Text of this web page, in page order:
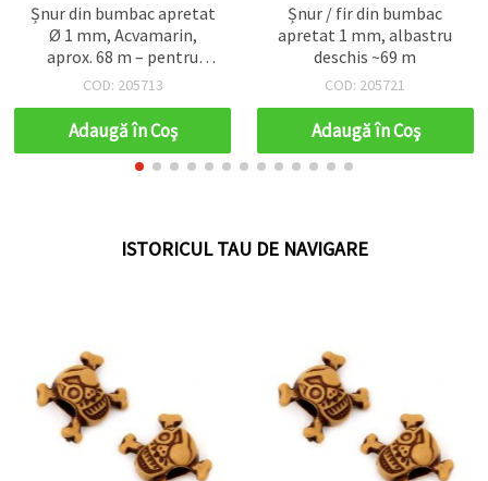
Șnur din bumbac apretat
Ø 1 mm, Acvamarin,
aprox. 68 m – pentru
macrame, împletituri,
COD: 205713
Adaugă în Coş
Șnur / fir din bumbac
apretat 1 mm, albastru
deschis ~69 m
COD: 205721
Adaugă în Coş
ISTORICUL TAU DE NAVIGARE